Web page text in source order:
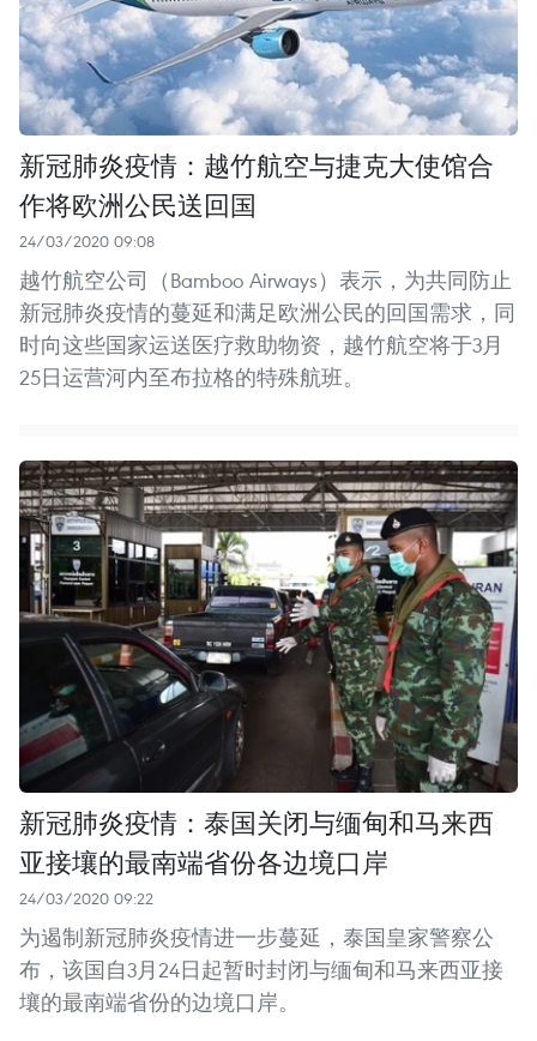
新冠肺炎疫情：越竹航空与捷克大使馆合
作将欧洲公民送回国
24/03/2020 09:08
越竹航空公司（Bamboo Airways）表示，为共同防止
新冠肺炎疫情的蔓延和满足欧洲公民的回国需求，同
时向这些国家运送医疗救助物资，越竹航空将于3月
25日运营河内至布拉格的特殊航班。
新冠肺炎疫情：泰国关闭与缅甸和马来西
亚接壤的最南端省份各边境口岸
24/03/2020 09:22
为遏制新冠肺炎疫情进一步蔓延，泰国皇家警察公
布，该国自3月24日起暂时封闭与缅甸和马来西亚接
壤的最南端省份的边境口岸。